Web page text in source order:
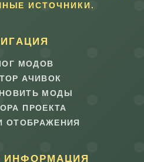
ИСТОЧНИКИ.
МОДОВ
АЧИВОК
МОДЫ
ПРОЕКТА
ОТОБРАЖЕНИЯ
ИНФОРМАЦИЯ